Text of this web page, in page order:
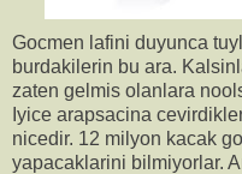
Gocmen lafini duyunca
burdakilerin bu ara.
zaten gelmis olanlara
Iyice arapsacina
nicedir. 12 milyon kacak
yapacaklarini bilmiyorlar.